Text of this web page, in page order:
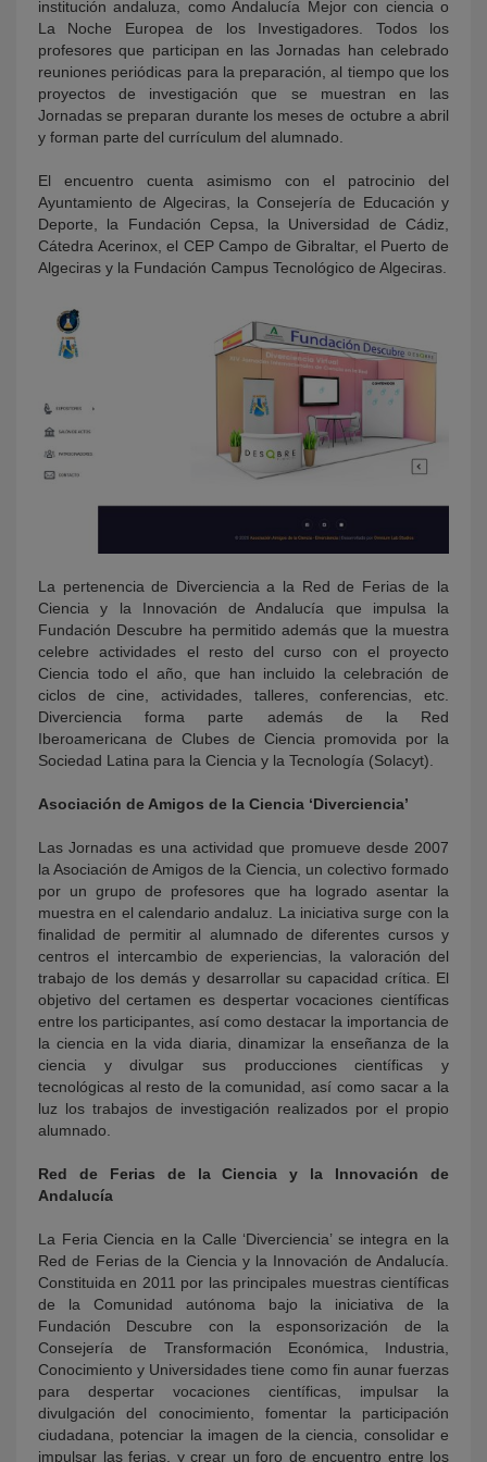
institución andaluza, como Andalucía Mejor con ciencia o
La Noche Europea de los Investigadores. Todos los
profesores que participan en las Jornadas han celebrado
reuniones periódicas para la preparación, al tiempo que los
proyectos de investigación que se muestran en las
Jornadas se preparan durante los meses de octubre a abril
y forman parte del currículum del alumnado.
El encuentro cuenta asimismo con el patrocinio del
Ayuntamiento de Algeciras, la Consejería de Educación y
Deporte, la Fundación Cepsa, la Universidad de Cádiz,
Cátedra Acerinox, el CEP Campo de Gibraltar, el Puerto de
Algeciras y la Fundación Campus Tecnológico de Algeciras.
La pertenencia de Diverciencia a la Red de Ferias de la
Ciencia y la Innovación de Andalucía que impulsa la
Fundación Descubre ha permitido además que la muestra
celebre actividades el resto del curso con el proyecto
Ciencia todo el año, que han incluido la celebración de
ciclos de cine, actividades, talleres, conferencias, etc.
Diverciencia forma parte además de la Red
Iberoamericana de Clubes de Ciencia promovida por la
Sociedad Latina para la Ciencia y la Tecnología (Solacyt).
Asociación de Amigos de la Ciencia ‘Diverciencia’
Las Jornadas es una actividad que promueve desde 2007
la Asociación de Amigos de la Ciencia, un colectivo formado
por un grupo de profesores que ha logrado asentar la
muestra en el calendario andaluz. La iniciativa surge con la
finalidad de permitir al alumnado de diferentes cursos y
centros el intercambio de experiencias, la valoración del
trabajo de los demás y desarrollar su capacidad crítica. El
objetivo del certamen es despertar vocaciones científicas
entre los participantes, así como destacar la importancia de
la ciencia en la vida diaria, dinamizar la enseñanza de la
ciencia y divulgar sus producciones científicas y
tecnológicas al resto de la comunidad, así como sacar a la
luz los trabajos de investigación realizados por el propio
alumnado.
Red de Ferias de la Ciencia y la Innovación de
Andalucía
La Feria Ciencia en la Calle ‘Diverciencia’ se integra en la
Red de Ferias de la Ciencia y la Innovación de Andalucía.
Constituida en 2011 por las principales muestras científicas
de la Comunidad autónoma bajo la iniciativa de la
Fundación Descubre con la esponsorización de la
Consejería de Transformación Económica, Industria,
Conocimiento y Universidades tiene como fin aunar fuerzas
para despertar vocaciones científicas, impulsar la
divulgación del conocimiento, fomentar la participación
ciudadana, potenciar la imagen de la ciencia, consolidar e
impulsar las ferias, y crear un foro de encuentro entre los